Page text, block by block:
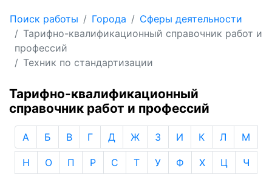
Поиск работы Города
Сферы деятельности
Тарифно-квалификационный справочник работ и
профессий
Техник по стандартизации
Тарифно-квалификационный
справочник работ и профессий
А Б В Г Д Ж З И К Л М
Н О П Р С Т У Ф Х Ц Ч